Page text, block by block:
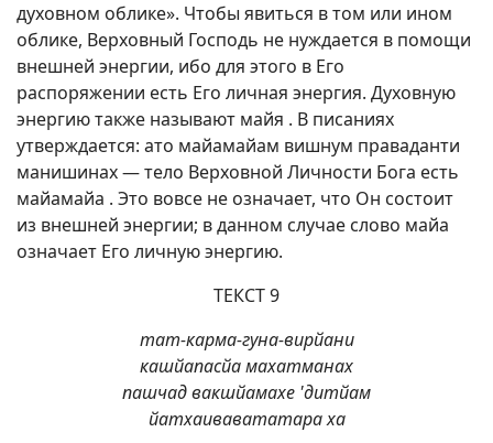
духовном облике». Чтобы явиться в том или ином
облике, Верховный Господь не нуждается в помощи
внешней энергии, ибо для этого в Его
распоряжении есть Его личная энергия. Духовную
энергию также называют майя . В писаниях
утверждается: ато майамайам вишнум праваданти
манишинах — тело Верховной Личности Бога есть
майамайа . Это вовсе не означает, что Он состоит
из внешней энергии; в данном случае слово майа
означает Его личную энергию.
ТЕКСТ 9
тат-карма-гуна-вирйани
кашйапасйа махатманах
пашчад вакшйамахе 'дитйам
йатхаивавататара ха